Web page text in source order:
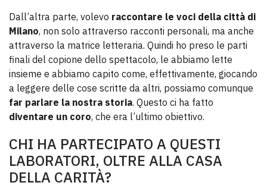
Dall’altra parte, volevo raccontare le voci della città di
Milano, non solo attraverso racconti personali, ma anche
attraverso la matrice letteraria. Quindi ho preso le parti
finali del copione dello spettacolo, le abbiamo lette
insieme e abbiamo capito come, effettivamente, giocando
a leggere delle cose scritte da altri, possiamo comunque
far parlare la nostra storia. Questo ci ha fatto
diventare un coro, che era l’ultimo obiettivo.
CHI HA PARTECIPATO A QUESTI
LABORATORI, OLTRE ALLA CASA
DELLA CARITÀ?